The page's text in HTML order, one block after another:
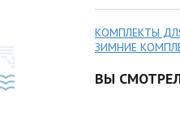
КОМПЛЕКТЫ
ЗИМНИЕ
ВЫ